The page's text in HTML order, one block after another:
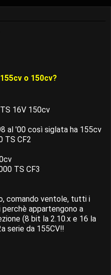
o 150cv?
16V 150cv
al '00 così siglata ha 155cv
TS CF2
TS CF3
comando ventole, tutti i
perchè appartengono a
(8 bit la 2.10.x e 16 la
serie da 155CV!!